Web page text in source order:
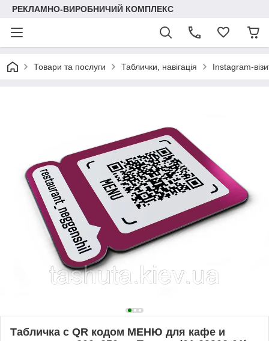
РЕКЛАМНО-ВИРОБНИЧИЙ КОМПЛЕКС
Товари та послуги Таблички, навігація Instagram-
Табличка с QR кодом МЕНЮ для кафе и